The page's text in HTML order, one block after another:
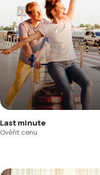
Last minute
Ověřit cenu